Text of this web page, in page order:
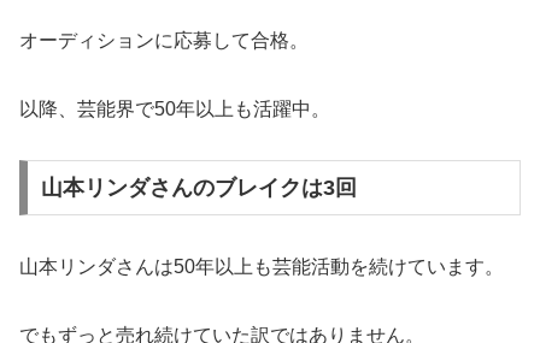
オーディションに応募して合格。
以降、芸能界で50年以上も活躍中。
山本リンダさんのブレイクは3回
山本リンダさんは50年以上も芸能活動を続けています。
でもずっと売れ続けていた訳ではありません。